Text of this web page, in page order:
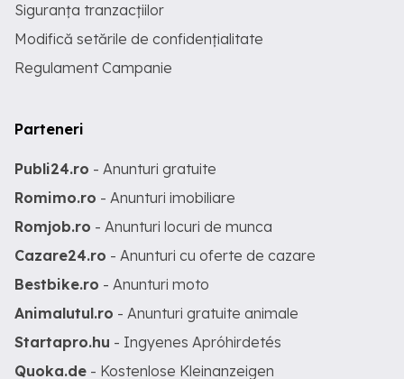
Siguranța tranzacțiilor
Modifică setările de confidențialitate
Regulament Campanie
Parteneri
Publi24.ro - Anunturi gratuite
Romimo.ro - Anunturi imobiliare
Romjob.ro - Anunturi locuri de munca
Cazare24.ro - Anunturi cu oferte de cazare
Bestbike.ro - Anunturi moto
Animalutul.ro - Anunturi gratuite animale
Startapro.hu - Ingyenes Apróhirdetés
Quoka.de - Kostenlose Kleinanzeigen